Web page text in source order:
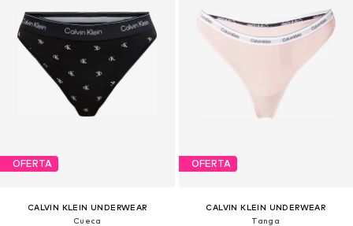
OFERTA
CALVIN KLEIN UNDERWEAR
Cueca
OFERTA
CALVIN KLEIN UNDERWEAR
Tanga